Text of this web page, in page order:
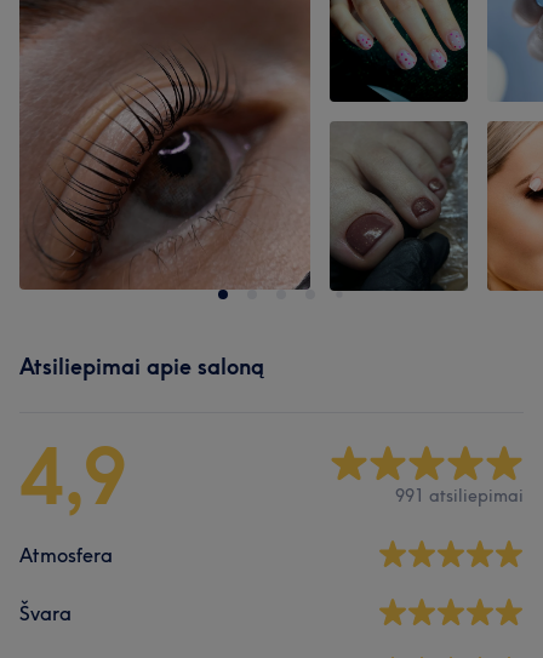
Atsiliepimai apie saloną
4,9 991 atsiliepimai
Atmosfera
Švara